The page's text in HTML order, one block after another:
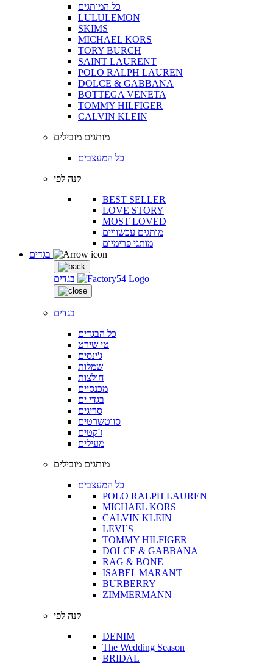
כל המותגים
LULULEMON
SKIMS
MICHAEL KORS
TORY BURCH
SAINT LAURENT
POLO RALPH LAUREN
DOLCE & GABBANA
BOTTEGA VENETA
TOMMY HILFIGER
CALVIN KLEIN
מותגים מובילים
כל המעצבים
קנה לפי
BEST SELLER
LOVE STORY
MOST LOVED
מותגים עכשוויים
מותגי פרימיום
בגדים
בגדים
כל הבגדים
טי שירט
ג'ינסים
שמלות
חולצות
מכנסיים
בגדי ים
סריגים
סווטשרטים
ז'קטים
מעילים
מותגים מובילים
כל המעצבים
POLO RALPH LAUREN
MICHAEL KORS
CALVIN KLEIN
LEVI`S
TOMMY HILFIGER
DOLCE & GABBANA
RAG & BONE
ISABEL MARANT
BURBERRY
ZIMMERMANN
קנה לפי
DENIM
The Wedding Season
BRIDAL